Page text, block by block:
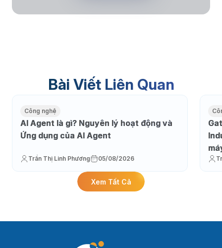
Bài Viết Liên Quan
Công nghệ
AI Agent là gì? Nguyên lý hoạt động và
Ứng dụng của AI Agent
Trần Thị Linh Phương 05/08/2026
Xem Tất Cả